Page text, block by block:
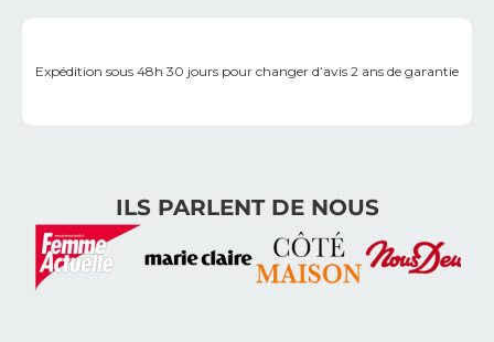
Expédition sous 48h 30 jours pour changer d’avis 2 ans de garantie
ILS PARLENT DE NOUS